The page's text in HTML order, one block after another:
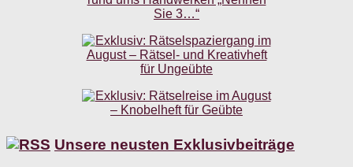
Unsere neusten Exklusivbeiträge